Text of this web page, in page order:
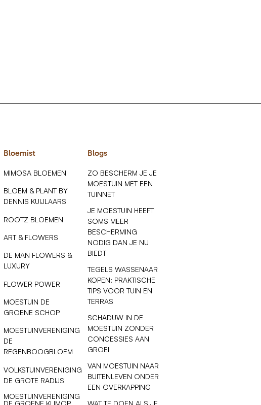
Bloemist
MIMOSA BLOEMEN
BLOEM & PLANT BY
DENNIS KUIJLAARS
ROOTZ BLOEMEN
ART & FLOWERS
DE MAN FLOWERS &
LUXURY
FLOWER POWER
MOESTUIN DE
GROENE SCHOP
MOESTUINVERENIGING
DE
REGENBOOGBLOEM
VOLKSTUINVERENIGING
DE GROTE RADIJS
MOESTUINVERENIGING
Blogs
ZO BESCHERM JE JE
MOESTUIN MET EEN
TUINNET
JE MOESTUIN HEEFT
SOMS MEER
BESCHERMING
NODIG DAN JE NU
BIEDT
TEGELS WASSENAAR
KOPEN: PRAKTISCHE
TIPS VOOR TUIN EN
TERRAS
SCHADUW IN DE
MOESTUIN ZONDER
CONCESSIES AAN
GROEI
VAN MOESTUIN NAAR
BUITENLEVEN ONDER
EEN OVERKAPPING
WAT TE DOEN ALS JE